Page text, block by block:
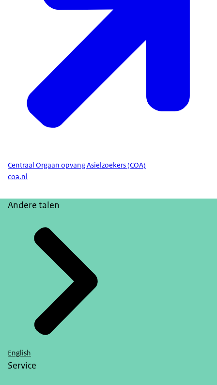
Centraal Orgaan opvang Asielzoekers (COA)
coa.nl
Andere talen
English
Service